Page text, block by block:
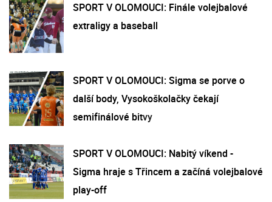
SPORT V OLOMOUCI: Finále volejbalové
extraligy a baseball
SPORT V OLOMOUCI: Sigma se porve o
další body, Vysokoškolačky čekají
semifinálové bitvy
SPORT V OLOMOUCI: Nabitý víkend -
Sigma hraje s Třincem a začíná volejbalové
play-off